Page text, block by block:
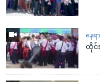
နေရ
ထိုင်